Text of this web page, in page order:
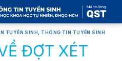
TUYỂN SINH
THÔNG TIN TUYỂN SINH
ĐỢT XÉT